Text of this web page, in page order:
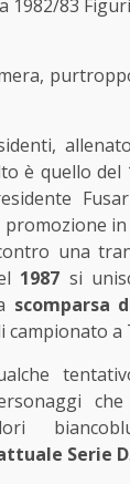
1982/83
è quello del
in
una
1987 si
scomparsa
a
Serie D.